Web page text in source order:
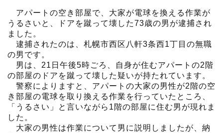
アパートの空き部屋で、大家が電球を換える作業が
うるさいと、ドアを蹴って壊した73歳の男が逮捕され
ました。
逮捕されたのは、札幌市西区八軒3条西1丁目の無職
の男です。
男は、21日午後5時ごろ、自身が住むアパートの2階
の部屋のドアを蹴って壊した疑いが持たれています。
警察によりますと、アパートの大家の男性が2階の空
き部屋の電球を取り換える作業を行っていたところ、
「うるさい」と言いながら1階の部屋に住む男が現れま
した。
大家の男性は作業について男に説明しましたが、納